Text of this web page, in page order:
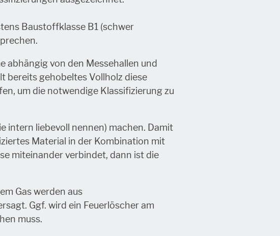
Baustoffklasse B1 (schwer
abhängig von den Messehallen und
bereits gehobeltes Vollholz diese
um die notwendige Klassifizierung zu
intern liebevoll nennen) machen. Damit
Material in der Kombination mit
miteinander verbindet, dann ist die
Gas werden aus
Ggf. wird ein Feuerlöscher am
muss.